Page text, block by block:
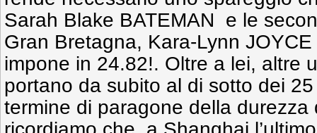
Sarah Blake BATEMAN e le
Gran Bretagna, Kara-Lynn
impone in 24.82!. Oltre a lei, altre
portano da subito al di sotto dei
termine di paragone della durezza